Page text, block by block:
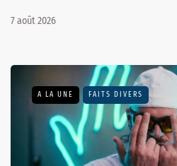
7 août 2026
A LA UNE FAITS DIVERS